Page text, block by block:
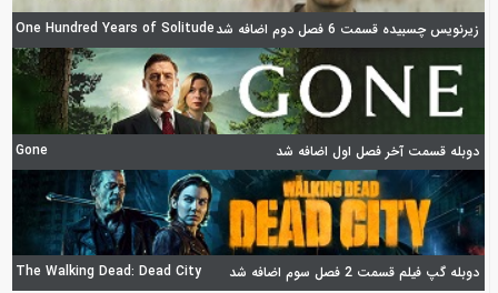
زیرنویس چسبیده قسمت 6 فصل دوم اضافه شد One Hundred Years of Solitude
دوبله قسمت آخر فصل اول اضافه شد Gone
دوبله گپ فیلم قسمت 2 فصل سوم اضافه شد The Walking Dead: Dead City